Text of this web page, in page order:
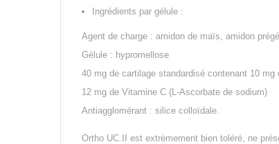
Ingrédients par gélule :
Agent de charge : amidon de maïs, amidon
Gélule : hypromellose
40 mg de cartilage standardisé contenant 10
12 mg de Vitamine C (L-Ascorbate de sodium)
Antiagglomérant : silice colloïdale.
Ortho UC.II est extrèmement bien toléré, ne